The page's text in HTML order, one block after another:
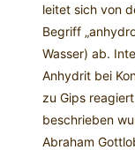
leitet sich von
Begriff
Wasser) ab.
Anhydrit bei
zu Gips
beschrieben
Abraham